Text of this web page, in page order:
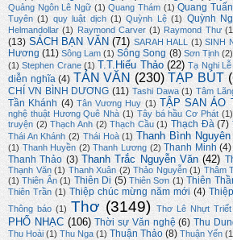
Quảng Ngôn Lê Ngữ (1) Quang Thám (1) Quang
Tuyên (1) quy luật dịch (1) Quỳnh Lệ (1) Quỳnh
Helmandollar (1) Raymond Carver (1) Raymond Thư
(13) SÁCH BẠN VĂN (71) SARAH HALL (1) SINH
Hương (11) Sông Lam (1) Sông Song (8) Sơn Tịnh (2)
(1) Stephen Crane (1) T.T.Hiếu Thảo (22) Tạ Nghi Lễ
diễn nghĩa (4) TẢN VĂN (230) TẠP BÚT
CHÍ VN BÌNH DƯƠNG (11) Tashi Dawa (1) Tâm
Tần Khánh (4) Tân Vương Huy (1) TẬP SAN ÁO
nghệ thuật Hương Quê Nhà (1) Tây bá hầu Cơ Phát (1)
truyện (2) Thạch Anh (2) Thạch Cầu (1) Thạch Đà (7)
Thái An Khánh (2) Thái Hoà (1) Thanh Bình Nguyên
(1) Thanh Huyền (2) Thanh Lương (2) Thanh Minh (4)
Thanh Thảo (3) Thanh Trắc Nguyễn Văn (42)
Thạnh Văn (1) Thanh Xuân (2) Thảo Nguyễn (1) Thâm
(1) Thiên Ân (1) Thiên Di (5) Thiên Sơn (1) Thiên
Thiên Trần (1) Thiệp chúc mừng năm mới (4)
Thông báo (1) Thơ (3149) Thơ Lê Nhựt Triết
PHỔ NHẠC (106) Thời sự Văn nghệ (6) Thu
Thu Hoài (1) Thu Nga (1) Thuận Thảo (8) Thuận Yến